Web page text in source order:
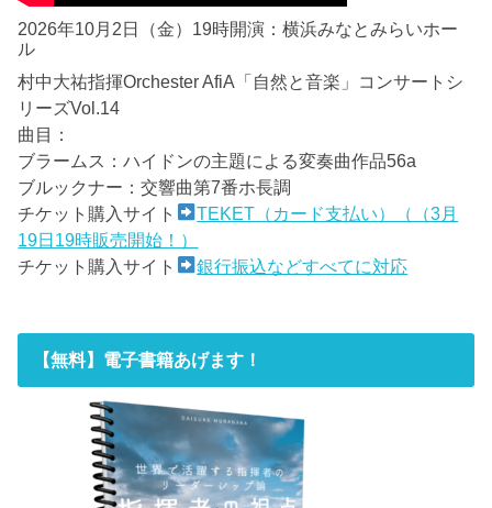
2026年10月2日（金）19時開演：横浜みなとみらいホー
ル
村中大祐指揮Orchester AfiA「自然と音楽」コンサートシ
リーズVol.14
曲目：
ブラームス：ハイドンの主題による変奏曲作品56a
ブルックナー：交響曲第7番ホ長調
チケット購入サイト
TEKET（カード支払い）（（3月
19日19時販売開始！）
チケット購入サイト
銀行振込などすべてに対応
【無料】電子書籍あげます！